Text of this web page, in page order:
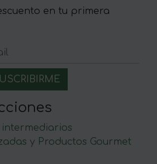
en tu primera
intermediarios
y Productos Gourmet